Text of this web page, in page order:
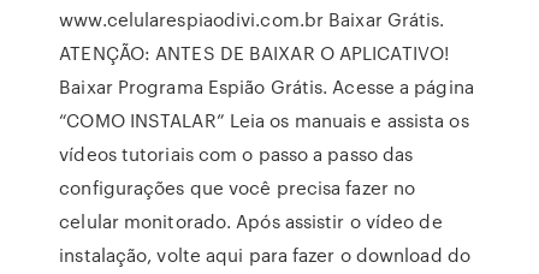
www.celularespiaodivi.com.br Baixar Grátis.
ATENÇÃO: ANTES DE BAIXAR O APLICATIVO!
Baixar Programa Espião Grátis. Acesse a página
“COMO INSTALAR” Leia os manuais e assista os
vídeos tutoriais com o passo a passo das
configurações que você precisa fazer no
celular monitorado. Após assistir o vídeo de
instalação, volte aqui para fazer o download do